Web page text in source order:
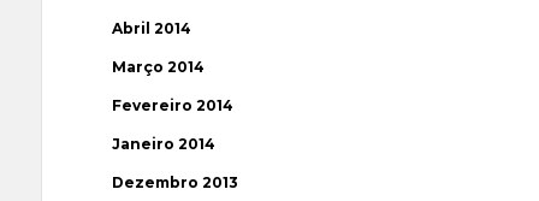
Abril 2014
Março 2014
Fevereiro 2014
Janeiro 2014
Dezembro 2013